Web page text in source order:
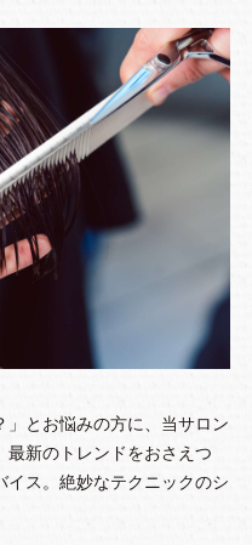
」とお悩みの方に、当サロン
新のトレンドをおさえつ
ス。絶妙なテクニックのシ